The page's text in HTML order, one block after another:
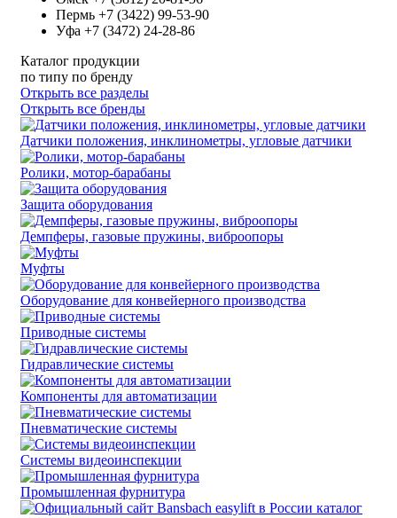
Пермь +7 (3422) 99-53-90
Уфа +7 (3472) 24-28-86
Каталог продукции
по типу по бренду
Открыть все разделы
Открыть все бренды
Датчики положения, инклинометры, угловые датчики
Ролики, мотор-барабаны
Защита оборудования
Демпферы, газовые пружины, виброопоры
Муфты
Оборудование для конвейерного производства
Приводные системы
Гидравлические системы
Компоненты для автоматизации
Пневматические системы
Системы видеоинспекции
Промышленная фурнитура